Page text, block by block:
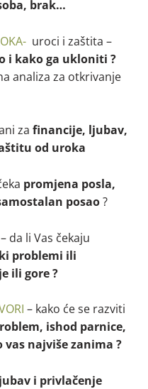
brak…
uroci i zaštita –
i kako ga ukloniti ?
analiza za otkrivanje
za financije, ljubav,
od uroka
promjena posla,
posao?
– da li Vas čekaju
problemi ili
ili gore ?
– kako će se razviti
ishod parnice,
najviše zanima ?
i privlačenje